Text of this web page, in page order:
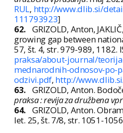
RUL, http://www.dlib.si/
111793923]
62. GRIZOLD, Anton,
growing gap between
57, št. 4, str. 979-989, 1182.
praksa/about-journal/
mednarodnih-odnosov-po-
odzivi.pdf, http://
63. GRIZOLD, Anton.
praksa : revija za družbena
64. GRIZOLD, Anton.
let. 25, št. 7/8, str. 1051-